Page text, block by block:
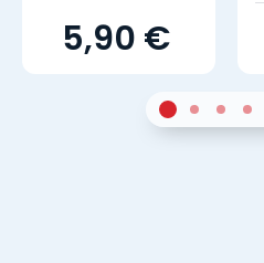
5,90 €
Sur 42Sur 43Sur 44